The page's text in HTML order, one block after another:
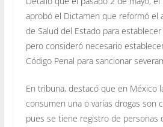
aprobó el Dictamen que reformó el
de Salud del Estado para
pero consideró necesario
Código Penal para sancionar
En tribuna, destacó que en México
consumen una o varias drogas son
pues se tiene registro de personas